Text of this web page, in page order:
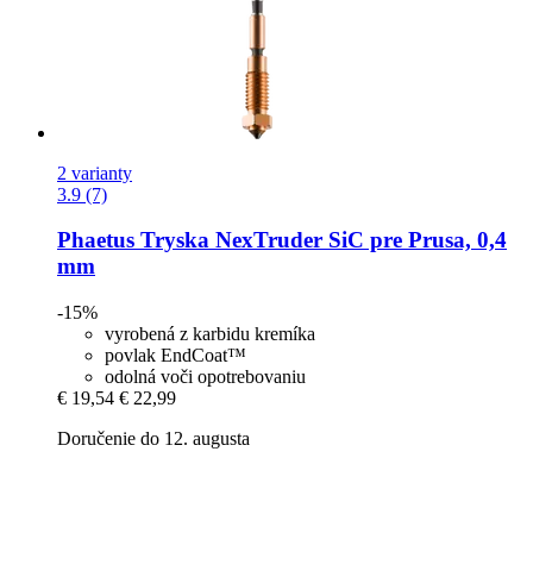
2 varianty
3.9 (7)
Phaetus Tryska NexTruder SiC pre Prusa, 0,4
mm
-15%
vyrobená z karbidu kremíka
povlak EndCoat™
odolná voči opotrebovaniu
€ 19,54 € 22,99
Doručenie do 12. augusta